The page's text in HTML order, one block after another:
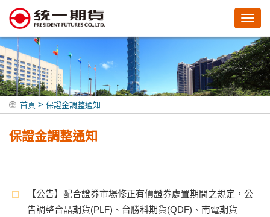
首頁 > 保證金調整通知
保證金調整通知
【公告】配合證券市場修正有價證券處置期間之規定，公
告調整合晶期貨(PLF)、台勝科期貨(QDF)、南電期貨